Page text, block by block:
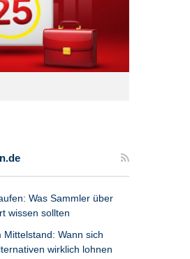
Was Sammler über
wissen sollten
Wann sich
wirklich lohnen